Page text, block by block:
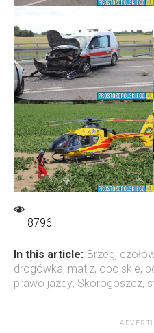
8796
In this article: Brzeg,
drogówka, matiz, opolskie,
prawo jazdy, Skorogoszcz,